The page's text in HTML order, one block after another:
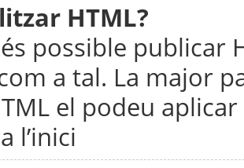
HTML?
possible publicar
a tal. La major
el podeu
l’inici